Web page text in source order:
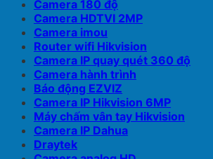
Camera 180 độ
Camera HDTVI 2MP
Camera imou
Router wifi Hikvision
Camera IP quay quét 360 độ
Camera hành trình
Báo động EZVIZ
Camera IP Hikvision 6MP
Máy chấm vân tay Hikvision
Camera IP Dahua
Draytek